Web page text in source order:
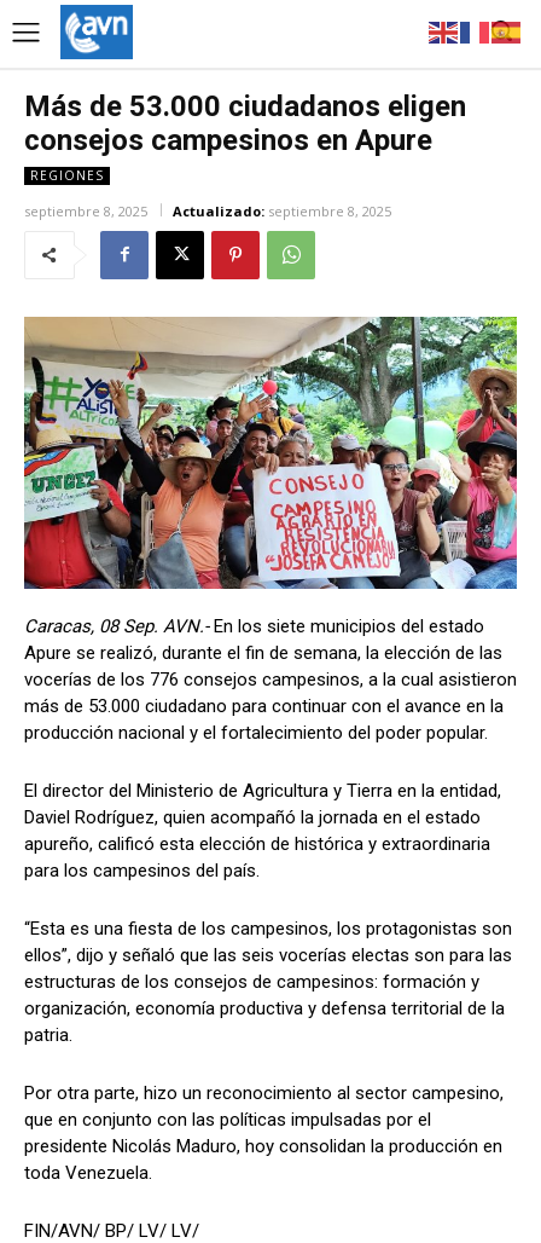
Más de 53.000 ciudadanos eligen
consejos campesinos en Apure
REGIONES
septiembre 8, 2025 Actualizado: septiembre 8, 2025
Caracas, 08 Sep. AVN.-En los siete municipios del estado
Apure se realizó, durante el fin de semana, la elección de las
vocerías de los 776 consejos campesinos, a la cual asistieron
más de 53.000 ciudadano para continuar con el avance en la
producción nacional y el fortalecimiento del poder popular.
El director del Ministerio de Agricultura y Tierra en la entidad,
Daviel Rodríguez, quien acompañó la jornada en el estado
apureño, calificó esta elección de histórica y extraordinaria
para los campesinos del país.
“Esta es una fiesta de los campesinos, los protagonistas son
ellos”, dijo y señaló que las seis vocerías electas son para las
estructuras de los consejos de campesinos: formación y
organización, economía productiva y defensa territorial de la
patria.
Por otra parte, hizo un reconocimiento al sector campesino,
que en conjunto con las políticas impulsadas por el
presidente Nicolás Maduro, hoy consolidan la producción en
toda Venezuela.
FIN/AVN/ BP/ LV/ LV/